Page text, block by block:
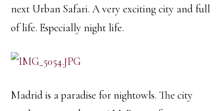
next Urban Safari. A very exciting city and full
of life. Especially night life.
Madrid is a paradise for nightowls. The city